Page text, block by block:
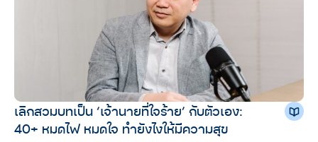
เลิกสวมบทเป็น ‘เจ้านายที่ใจร้าย’ กับตัวเอง:
40+ หมดไฟ หมดใจ ทำยังไงให้มีความสุข